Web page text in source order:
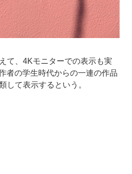
て、4Kモニターでの表示も実
者の学生時代からの一連の作品
して表示するという。